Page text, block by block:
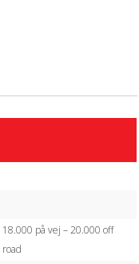
18.000 på vej – 20.000 off
road